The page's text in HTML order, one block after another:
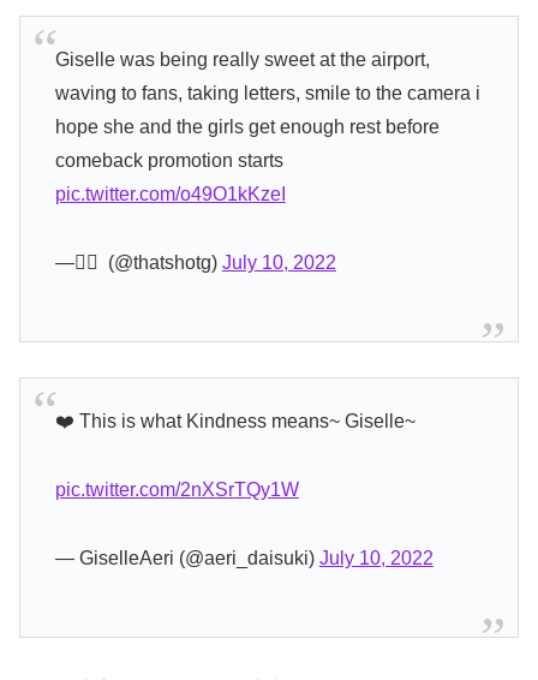
Giselle was being really sweet at the airport,
waving to fans, taking letters, smile to the camera i
hope she and the girls get enough rest before
comeback promotion starts
pic.twitter.com/o49O1kKzeI
— ًً (@thatshotg) July 10, 2022
❤️‍ This is what Kindness means~ Giselle~
pic.twitter.com/2nXSrTQy1W
— GiselleAeri (@aeri_daisuki) July 10, 2022